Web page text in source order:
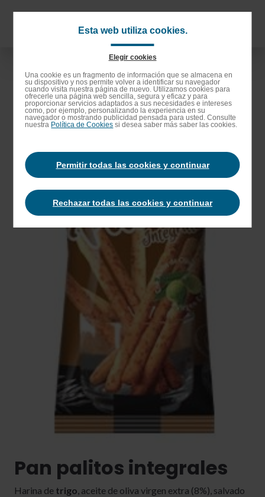
Pan palitos integrales
Harina de trigo, aceite de oliva virgen extra (8%), salvado
Esta web utiliza cookies.
Elegir cookies
Una cookie es un fragmento de información que se almacena en
su dispositivo y nos permite volver a identificar su navegador
cuando visita nuestra página de nuevo. Utilizamos cookies para
ofrecerle una página web sencilla, segura y eficaz y para
proporcionar servicios adaptados a sus necesidades e intereses
como, por ejemplo, personalizando la experiencia en su
navegador o mostrando publicidad pensada para usted. Consulte
nuestra Política de Cookies si desea saber más saber las cookies.
Permitir todas las cookies y continuar
Rechazar todas las cookies y continuar